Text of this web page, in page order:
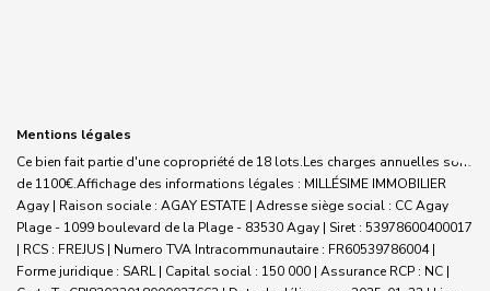
Mentions légales
Ce bien fait partie d'une copropriété de 18 lots.Les charges annuelles sont
de 1100€.Affichage des informations légales : MILLÉSIME IMMOBILIER
Agay | Raison sociale : AGAY ESTATE | Adresse siège social : CC Agay
Plage - 1099 boulevard de la Plage - 83530 Agay | Siret : 53978600400017
| RCS : FREJUS | Numero TVA Intracommunautaire : FR60539786004 |
Forme juridique : SARL | Capital social : 150 000 | Assurance RCP : NC |